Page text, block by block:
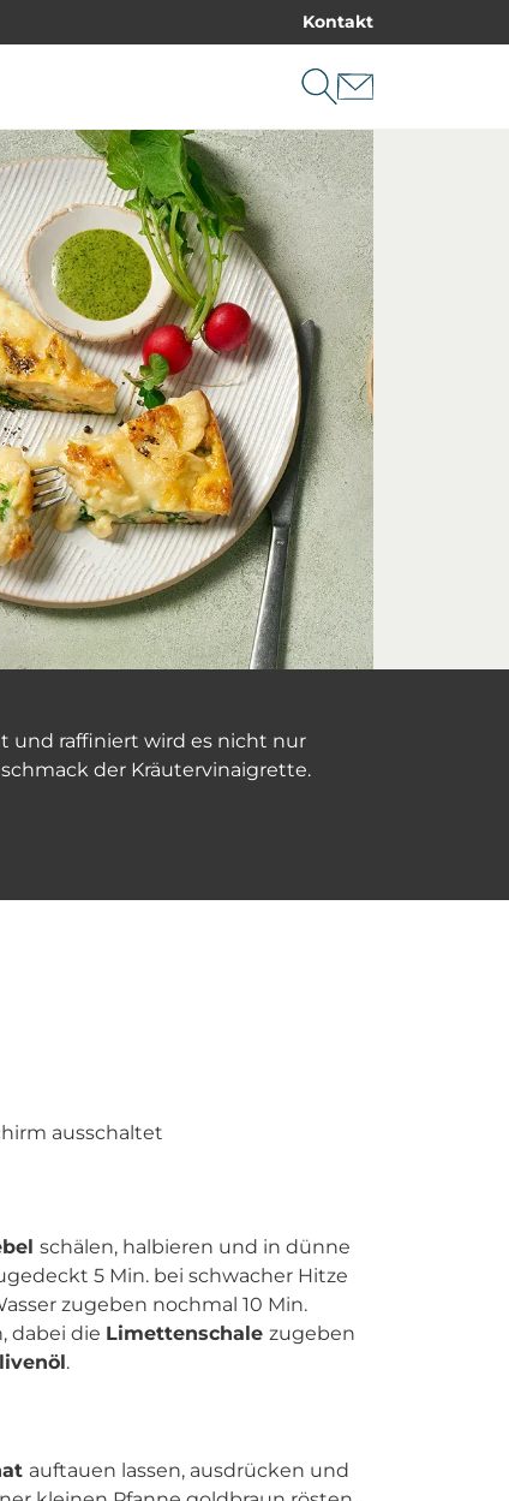
Kontakt
und raffiniert wird es nicht nur
der Kräutervinaigrette.
ausschaltet
schälen, halbieren und in dünne
5 Min. bei schwacher Hitze
zugeben nochmal 10 Min.
dabei die Limettenschale zugeben
.
auftauen lassen, ausdrücken und